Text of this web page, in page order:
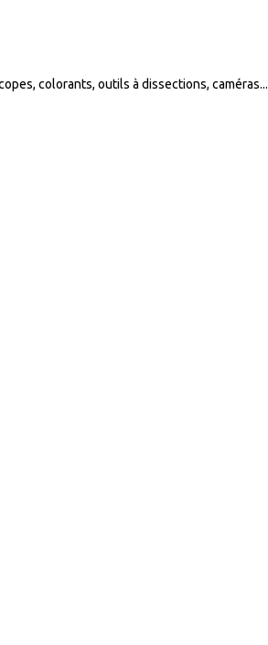
colorants, outils à dissections, caméras...